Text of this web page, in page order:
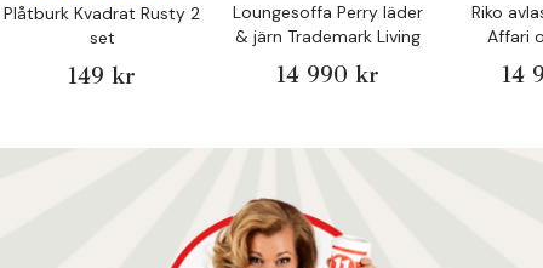
Plåtburk Kvadrat Rusty 2
set
149 kr
Loungesoffa Perry läder
& järn Trademark Living
14 990 kr
Riko
Affari
14